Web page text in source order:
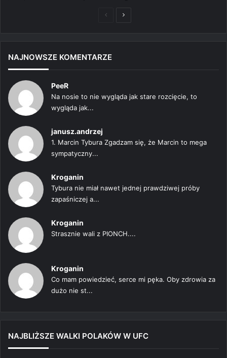
PoprzedniaNastępna
NAJNOWSZE KOMENTARZE
PeeR
Na nosie to nie wygląda jak stare rozcięcie, to
wygląda jak...
janusz.andrzej
1. Marcin Tybura Zgadzam się, że Marcin to mega
sympatyczny...
Kroganin
Tybura nie miał nawet jednej prawdziwej próby
zapaśniczej a...
Kroganin
Strasznie wali z PIONCH....
Kroganin
Co mam powiedzieć, serce mi pęka. Oby zdrowia za
dużo nie st...
NAJBLIŻSZE WALKI POLAKÓW W UFC